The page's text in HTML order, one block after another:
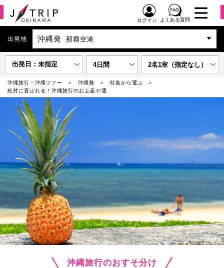
ログイン よくある質問
出発地 沖縄発 那覇空港
出発日：未指定 4日間 2名1室（指定なし）
沖縄旅行・沖縄ツアー 沖縄発
特集から選ぶ
絶対に喜ばれる！沖縄旅行のお土産42選
沖縄旅行のおすそ分け